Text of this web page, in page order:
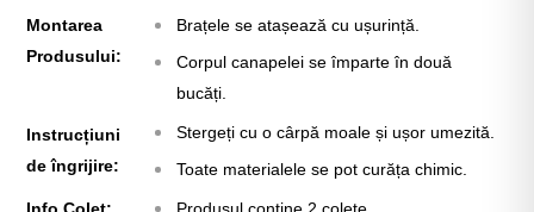
Montarea
Produsului:
Brațele se atașează cu ușurință.
Corpul canapelei se împarte în două
bucăți.
Instrucțiuni
de îngrijire:
Stergeți cu o cârpă moale și ușor umezită.
Toate materialele se pot curăța chimic.